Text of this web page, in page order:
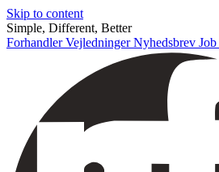
Skip to content
Simple, Different, Better
ForhandlerVejledningerNyhedsbrev Job